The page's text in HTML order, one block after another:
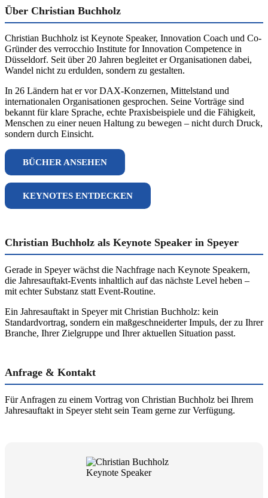
Über Christian Buchholz
Christian Buchholz ist Keynote Speaker, Innovation Coach und Co-
Gründer des verrocchio Institute for Innovation Competence in
Düsseldorf. Seit über 20 Jahren begleitet er Organisationen dabei,
Wandel nicht zu erdulden, sondern zu gestalten.
In 26 Ländern hat er vor DAX-Konzernen, Mittelstand und
internationalen Organisationen gesprochen. Seine Vorträge sind
bekannt für klare Sprache, echte Praxisbeispiele und die Fähigkeit,
Menschen zu einer neuen Haltung zu bewegen – nicht durch Druck,
sondern durch Einsicht.
BÜCHER ANSEHEN
KEYNOTES ENTDECKEN
Christian Buchholz als Keynote Speaker in Speyer
Gerade in Speyer wächst die Nachfrage nach Keynote Speakern,
die Jahresauftakt-Events inhaltlich auf das nächste Level heben –
mit echter Substanz statt Event-Routine.
Ein Jahresauftakt in Speyer mit Christian Buchholz: kein
Standardvortrag, sondern ein maßgeschneiderter Impuls, der zu Ihrer
Branche, Ihrer Zielgruppe und Ihrer aktuellen Situation passt.
Anfrage & Kontakt
Für Anfragen zu einem Vortrag von Christian Buchholz bei Ihrem
Jahresauftakt in Speyer steht sein Team gerne zur Verfügung.